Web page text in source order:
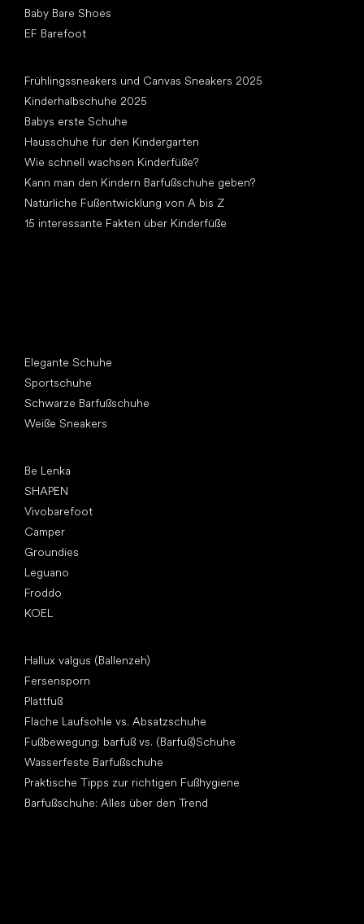
Baby Bare Shoes
EF Barefoot
Frühlingssneakers und Canvas Sneakers 2025
Kinderhalbschuhe 2025
Babys erste Schuhe
Hausschuhe für den Kindergarten
Wie schnell wachsen Kinderfüße?
Kann man den Kindern Barfußschuhe geben?
Natürliche Fußentwicklung von A bis Z
15 interessante Fakten über Kinderfüße
Elegante Schuhe
Sportschuhe
Schwarze Barfußschuhe
Weiße Sneakers
Be Lenka
SHAPEN
Vivobarefoot
Camper
Groundies
Leguano
Froddo
KOEL
Hallux valgus (Ballenzeh)
Fersensporn
Plattfuß
Flache Laufsohle vs. Absatzschuhe
Fußbewegung: barfuß vs. (Barfuß)Schuhe
Wasserfeste Barfußschuhe
Praktische Tipps zur richtigen Fußhygiene
Barfußschuhe: Alles über den Trend